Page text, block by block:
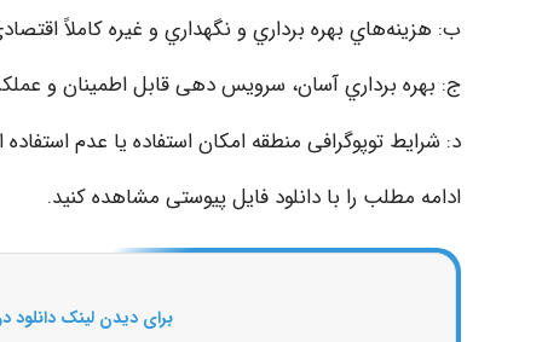
ب: ﻫﺰﯾﻨﻪﻫﺎي ﺑﻬﺮه ﺑﺮداري و ﻧﮕﻬﺪاري و ﻏﯿﺮه ﮐﺎﻣﻼً
ج: ﺑﻬﺮه ﺑﺮداري آﺳﺎن، ﺳﺮوﯾﺲ دﻫﯽ ﻗﺎﺑﻞ اﻃﻤﯿﻨﺎن و
د: ﺷﺮاﯾﻂ ﺗﻮﭘﻮﮔﺮاﻓﯽ ﻣﻨﻄﻘﻪ اﻣﮑﺎن اﺳﺘﻔﺎده ﯾﺎ ﻋﺪم
ادامه مطلب را با دانلود فایل پیوستی مشاهده کنید.
برای دیدن لینک دانلود